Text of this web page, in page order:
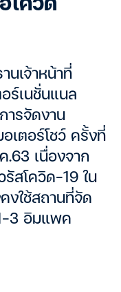
โควิด
นเจ้าหน้าที่
ร์เนชั่นแนล
ารจัดงาน
เตอร์โชว์ ครั้งที่
.63 เนื่องจาก
สโควิด-19 ใน
งใช้สถานที่จัด
1-3 อิมแพค